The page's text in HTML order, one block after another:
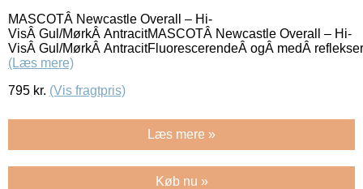
MASCOTÂ Newcastle Overall – Hi-
VisÂ Gul/MørkÂ AntracitMASCOTÂ Newcastle Overall – Hi-
VisÂ Gul/MørkÂ AntracitFluorescerendeÂ ogÂ medÂ
(Læs mere)
795 kr. (Vis fragtpris)
Læs mere »
Køb nu »